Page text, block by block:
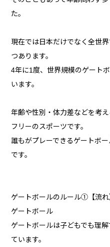
た。
現在では日本だけでなく全世
つあります。
4年に1度、世界規模のゲート
います。
年齢や性別・体力差などを考
フリーのスポーツです。
誰もがプレーできるゲートボ
です。
ゲートボールのルール①【流れ
ゲートボール
ゲートボールは子どもでも理
ています。